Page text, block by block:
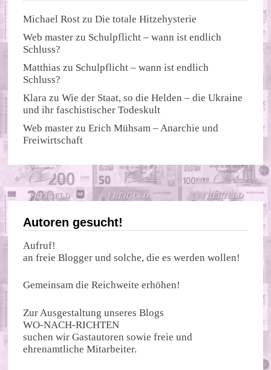
Michael Rost zuDie totale Hitzehysterie
Web master zu Schulpflicht – wann ist endlich
Schluss?
Matthias zu Schulpflicht – wann ist endlich
Schluss?
Klara zuWie der Staat, so die Helden – die Ukraine
und ihr faschistischer Todeskult
Web master zuErich Mühsam – Anarchie und
Freiwirtschaft
Autoren gesucht!
Aufruf!
an freie Blogger und solche, die es werden wollen!
Gemeinsam die Reichweite erhöhen!
Zur Ausgestaltung unseres Blogs
WO-NACH-RICHTEN
suchen wir Gastautoren sowie freie und
ehrenamtliche Mitarbeiter.